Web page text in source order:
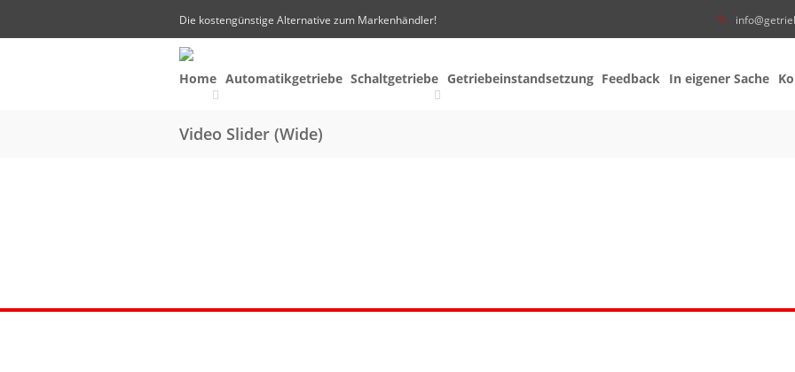
Die kostengünstige Alternative zum Markenhändler!
Home Automatikgetriebe Schaltgetriebe Getriebeinstandsetzung Feedback In eigener Sache
Video Slider (Wide)